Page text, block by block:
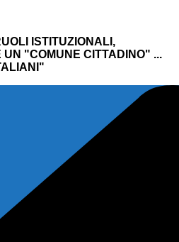
ISTITUZIONALI,
"COMUNE CITTADINO" ...